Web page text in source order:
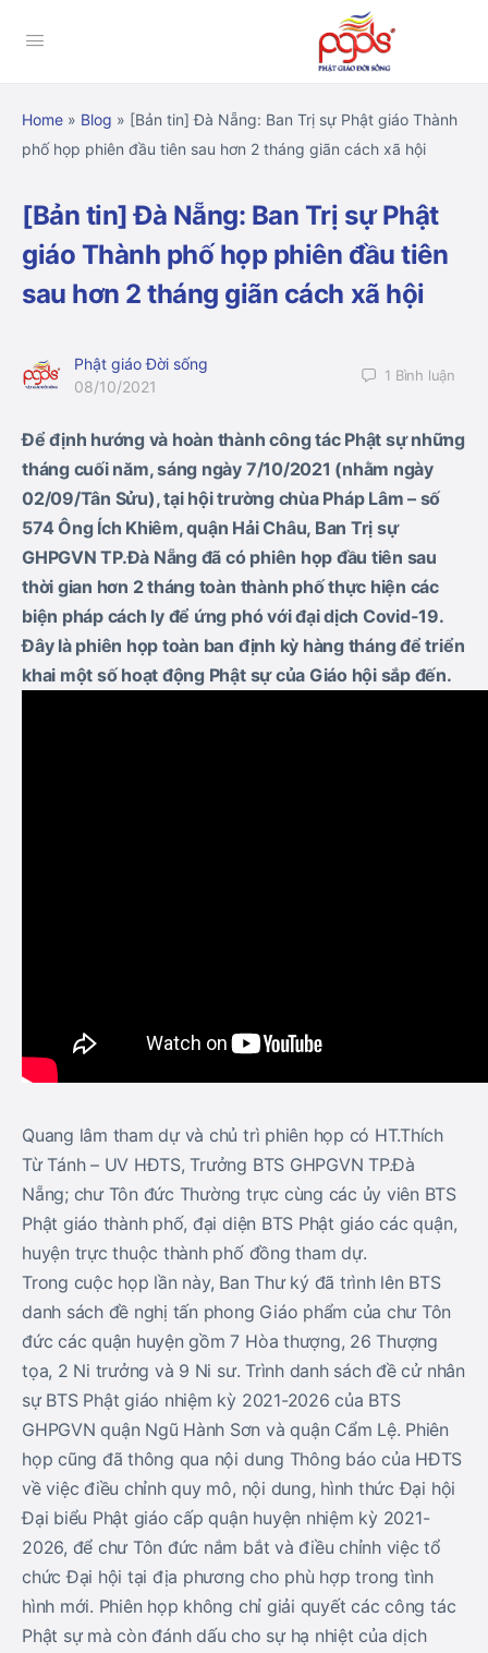
Home » Blog » [Bản tin] Đà Nẵng: Ban Trị sự Phật giáo Thành
phố họp phiên đầu tiên sau hơn 2 tháng giãn cách xã hội
[Bản tin] Đà Nẵng: Ban Trị sự Phật
giáo Thành phố họp phiên đầu tiên
sau hơn 2 tháng giãn cách xã hội
Phật giáo Đời sống
08/10/2021
1 Bình luận
Để định hướng và hoàn thành công tác Phật sự những
tháng cuối năm, sáng ngày 7/10/2021 (nhằm ngày
02/09/Tân Sửu),tại hội trường chùa Pháp Lâm – số
574 Ông Ích Khiêm, quận Hải Châu, Ban Trị sự
GHPGVN TP.Đà Nẵng đã có phiên họp đầu tiên sau
thời gian hơn 2 tháng toàn thành phố thực hiện các
biện pháp cách ly để ứng phó với đại dịch Covid-19.
Đây là phiên họp toàn ban định kỳ hàng tháng để triển
khai một số hoạt động Phật sự của Giáo hội sắp đến.
Quang lâm tham dự và chủ trì phiên họp có HT.Thích
Từ Tánh – UV HĐTS, Trưởng BTS GHPGVN TP.Đà
Nẵng; chư Tôn đức Thường trực cùng các ủy viên BTS
Phật giáo thành phố, đại diện BTS Phật giáo các quận,
huyện trực thuộc thành phố đồng tham dự.
Trong cuộc họp lần này, Ban Thư ký đã trình lên BTS
danh sách đề nghị tấn phong Giáo phẩm của chư Tôn
đức các quận huyện gồm 7 Hòa thượng, 26 Thượng
tọa, 2 Ni trưởng và 9 Ni sư. Trình danh sách đề cử nhân
sự BTS Phật giáo nhiệm kỳ 2021-2026 của BTS
GHPGVN quận Ngũ Hành Sơn và quận Cẩm Lệ. Phiên
họp cũng đã thông qua nội dung Thông báo của HĐTS
về việc điều chỉnh quy mô, nội dung, hình thức Đại hội
Đại biểu Phật giáo cấp quận huyện nhiệm kỳ 2021-
2026, để chư Tôn đức nắm bắt và điều chỉnh việc tổ
chức Đại hội tại địa phương cho phù hợp trong tình
hình mới. Phiên họp không chỉ giải quyết các công tác
Phật sự mà còn đánh dấu cho sự hạ nhiệt của dịch